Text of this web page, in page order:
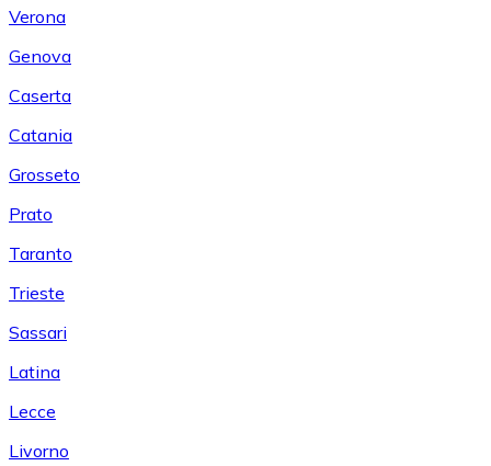
Verona
Genova
Caserta
Catania
Grosseto
Prato
Taranto
Trieste
Sassari
Latina
Lecce
Livorno